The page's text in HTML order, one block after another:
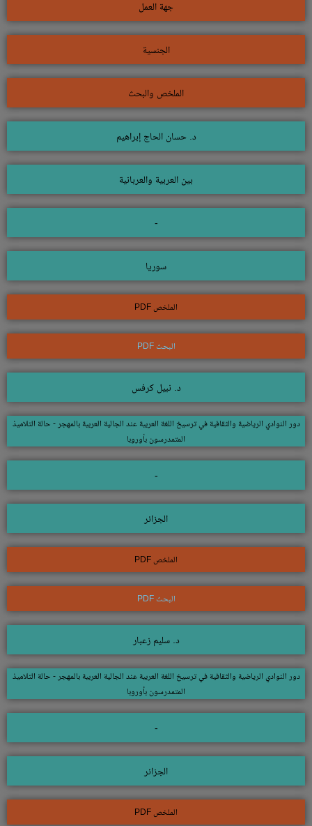
جهة العمل
الجنسية
الملخص والبحث
د. حسان الحاج إبراهيم
بين العربية والعربانية
-
سوريا
الملخص PDF
البحث PDF
د. نبيل كرفس
دور النوادي الرياضية والثقافية في ترسيخ اللغة العربية عند الجالية العربية بالمهجر - حالة التلاميذ
المتمدرسون بأوروبا
-
الجزائر
الملخص PDF
البحث PDF
د. سليم زعبار
دور النوادي الرياضية والثقافية في ترسيخ اللغة العربية عند الجالية العربية بالمهجر - حالة التلاميذ
المتمدرسون بأوروبا
-
الجزائر
الملخص PDF